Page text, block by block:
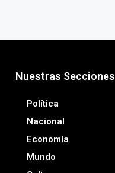
Nuestras Secciones
Política
Nacional
Economía
Mundo